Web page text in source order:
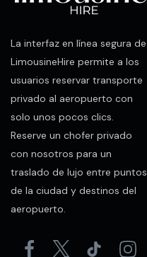
La interfaz en línea segura de
LimousineHire permite a los
usuarios reservar transporte
privado al aeropuerto con
solo unos pocos clics.
Reserve un chofer privado
con nosotros para un
traslado de lujo entre puntos
de la ciudad y destinos del
aeropuerto.